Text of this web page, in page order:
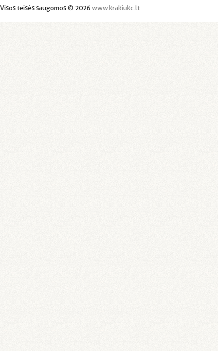
Visos teisės saugomos © 2026 www.krakiukc.lt